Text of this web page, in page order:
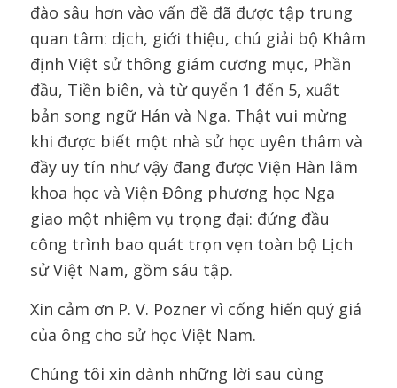
đào sâu hơn vào vấn đề đã được tập trung
quan tâm: dịch, giới thiệu, chú giải bộ Khâm
định Việt sử thông giám cương mục, Phần
đầu, Tiền biên, và từ quyển 1 đến 5, xuất
bản song ngữ Hán và Nga. Thật vui mừng
khi được biết một nhà sử học uyên thâm và
đầy uy tín như vậy đang được Viện Hàn lâm
khoa học và Viện Đông phương học Nga
giao một nhiệm vụ trọng đại: đứng đầu
công trình bao quát trọn vẹn toàn bộ Lịch
sử Việt Nam, gồm sáu tập.
Xin cảm ơn P. V. Pozner vì cống hiến quý giá
của ông cho sử học Việt Nam.
Chúng tôi xin dành những lời sau cùng